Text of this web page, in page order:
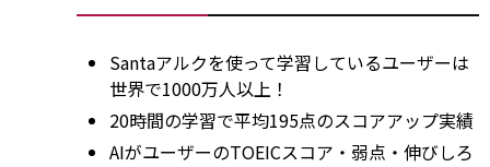
Santaアルクを使って学習しているユーザーは
世界で1000万人以上！
20時間の学習で平均195点のスコアアップ実績
AIがユーザーのTOEICスコア・弱点・伸びしろ